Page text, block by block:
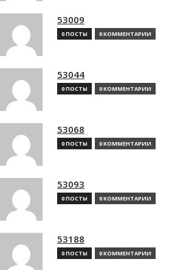
53009
0 ПОСТЫ 0 КОММЕНТАРИИ
53044
0 ПОСТЫ 0 КОММЕНТАРИИ
53068
0 ПОСТЫ 0 КОММЕНТАРИИ
53093
0 ПОСТЫ 0 КОММЕНТАРИИ
53188
0 ПОСТЫ 0 КОММЕНТАРИИ